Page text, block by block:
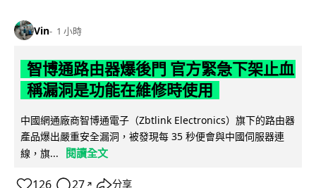
Vin 1 小時
智博通路由器爆後門 官方緊急下架止血
稱漏洞是功能在維修時使用
中國網通廠商智博通電子（Zbtlink Electronics）旗下的路由器
產品爆出嚴重安全漏洞，被發現每 35 秒便會與中國伺服器連
線，旗...
閱讀全文
↗ 分享